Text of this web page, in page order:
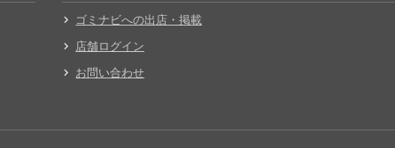
ゴミナビへの出店・掲載
店舗ログイン
お問い合わせ